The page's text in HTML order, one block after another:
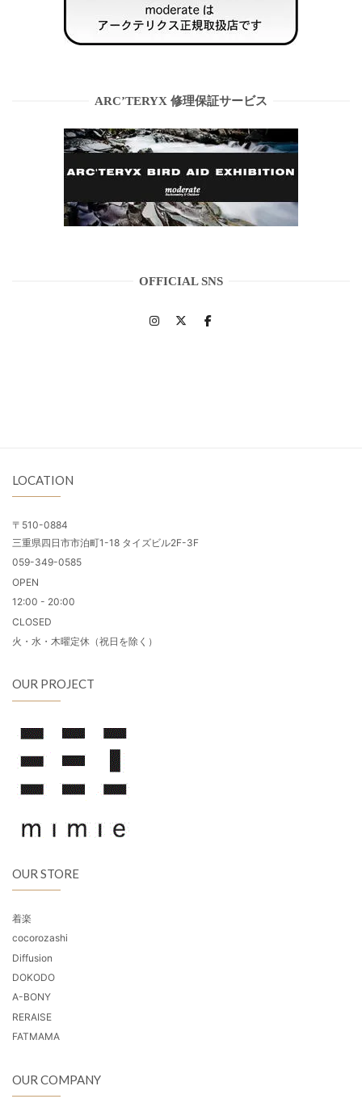
ARC’TERYX 修理保証サービス
OFFICIAL SNS
LOCATION
〒510-0884
三重県四日市市泊町1-18 タイズビル2F-3F
059-349-0585
OPEN
12:00 - 20:00
CLOSED
火・水・木曜定休（祝日を除く）
OUR PROJECT
OUR STORE
着楽
cocorozashi
Diffusion
DOKODO
A-BONY
RERAISE
FATMAMA
OUR COMPANY